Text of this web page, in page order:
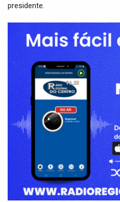
presidente.